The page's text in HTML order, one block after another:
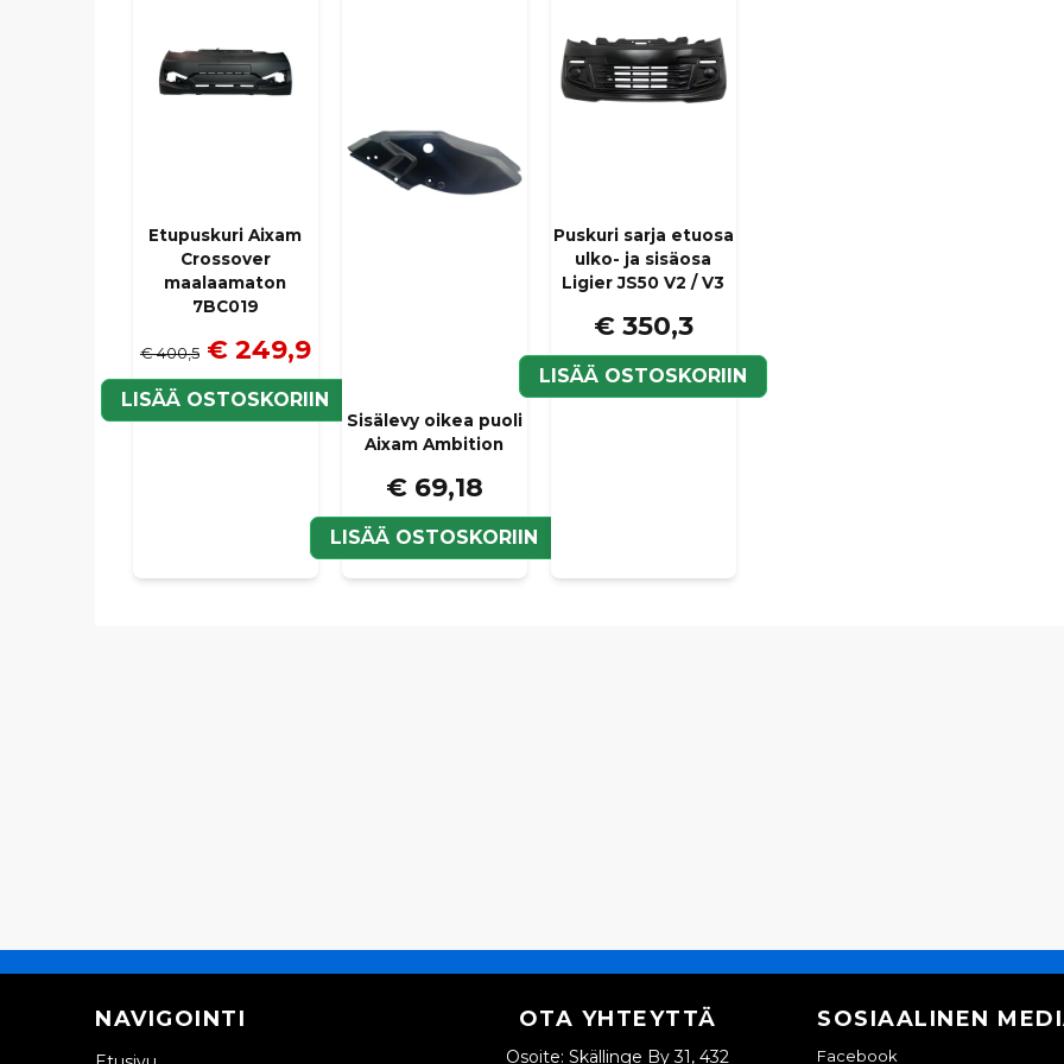
Etupuskuri Aixam
Crossover
maalaamaton
7BC019
€ 400,5 € 249,9
LISÄÄ OSTOSKORIIN
Sisälevy oikea puoli
Aixam Ambition
€ 69,18
LISÄÄ OSTOSKORIIN
Puskuri sarja etuosa
ulko- ja sisäosa
Ligier JS50 V2 / V3
€ 350,3
LISÄÄ OSTOSKORIIN
NAVIGOINTI OTA YHTEYTTÄ
Osoite: Skällinge By 31, 432
SOSIAALINEN
Facebook